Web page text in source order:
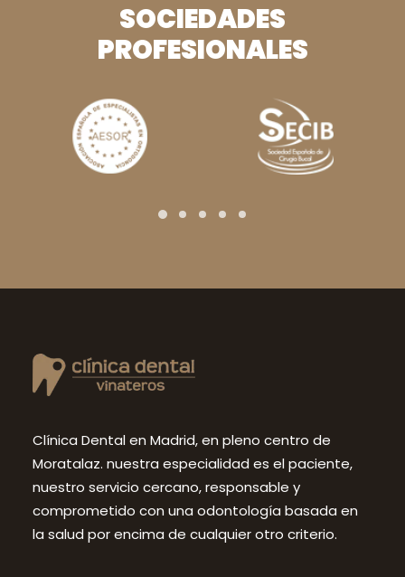
SOCIEDADES
PROFESIONALES
Clínica Dental en Madrid, en pleno centro de
Moratalaz. nuestra especialidad es el paciente,
nuestro servicio cercano, responsable y
comprometido con una odontología basada en
la salud por encima de cualquier otro criterio.